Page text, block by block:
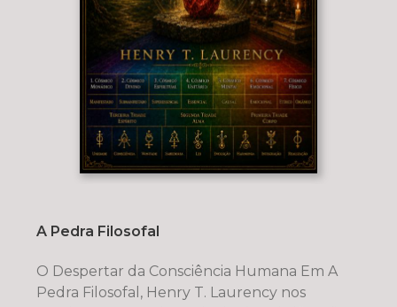
A Pedra Filosofal
O Despertar da Consciência Humana Em A
Pedra Filosofal, Henry T. Laurency nos